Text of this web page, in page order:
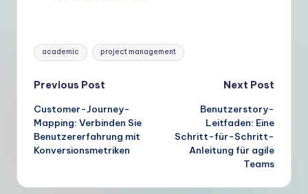
Tags:
academic project management
Post
navigation
Previous Post
Customer-Journey-
Mapping: Verbinden Sie
Benutzererfahrung mit
Konversionsmetriken
Next Post
Benutzerstory-
Leitfaden: Eine
Schritt-für-Schritt-
Anleitung für agile
Teams